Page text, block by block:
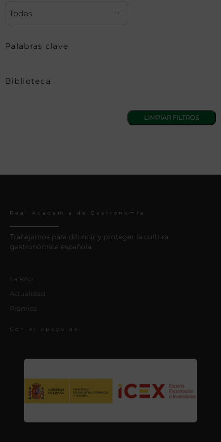
Todas
Palabras clave
Biblioteca
Real Academia de Gastronomía
Trabajamos para difundir y proteger la cultura
gastronómica española.
La RAG
Actualidad
Premios
Con el apoyo de: